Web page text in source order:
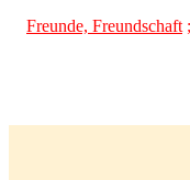
Freunde, Freundschaft ;